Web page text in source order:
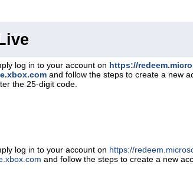
log in to your account on https://
and follow the steps to create a new
the 25-digit code.
log in to your account on https://
and follow the steps to create a new